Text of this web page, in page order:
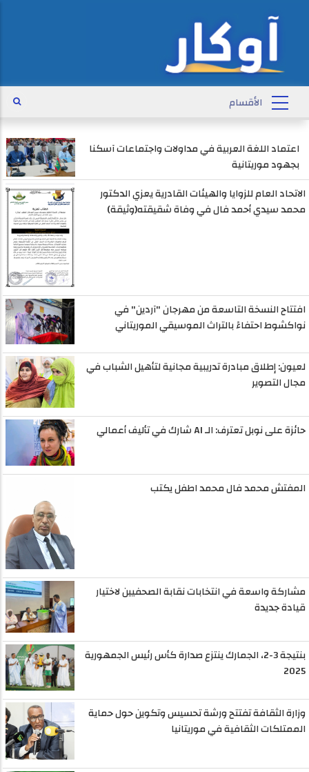
اعتماد اللغة العربية في مداولات واجتماعات آسكنا
بجهود موريتانية
الاتحاد العام للزوايا والهيئات القادرية يعزي الدكتور
محمد سيدي أحمد فال في وفاة شقيقته(وثيقة)
افتتاح النسخة التاسعة من مهرجان "آردين" في
نواكشوط احتفاءً بالتراث الموسيقي الموريتاني
لعيون: إطلاق مبادرة تدريبية مجانية لتأهيل الشباب في
مجال التصوير
حائزة على نوبل تعترف: الـ AI شارك في تأليف أعمالي
المفتش محمد فال محمد اطفل يكتب
مشاركة واسعة في انتخابات نقابة الصحفيين لاختيار
قيادة جديدة
بنتيجة 3-2، الجمارك ينتزع صدارة كأس رئيس الجمهورية
2025
وزارة الثقافة تفتتح ورشة تحسيس وتكوين حول حماية
الممتلكات الثقافية في موريتانيا